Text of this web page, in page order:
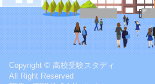
Copyright © 高校受験スタディ
All Right Reserved